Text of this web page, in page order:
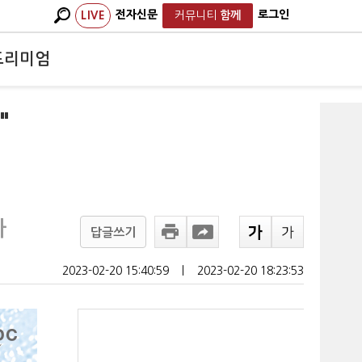
LIVE 전자신문 커뮤니티 함께 로그인
리미엄
답글쓰기
2023-02-20 15:40:59 2023-02-20 18:23:53